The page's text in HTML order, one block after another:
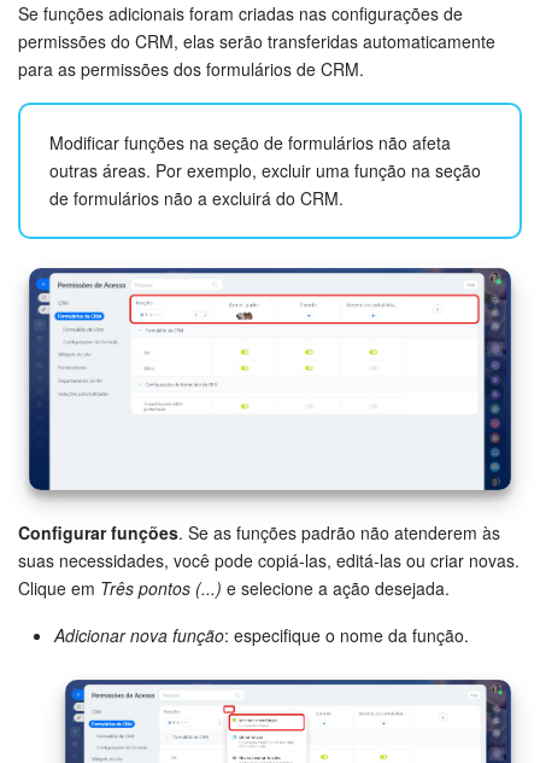
Gerenciamento do inventário
Empresa
Assinatura eletrônica para RH
Assinatura eletrônica
Videoconferências em HD
Processos de negócio
Assinatura
Configurações
Bitrix24 On-premise
Se funções adicionais foram criadas nas configurações de
permissões do CRM, elas serão transferidas automaticamente
para as permissões dos formulários de CRM.
Modificar funções na seção de formulários não afeta
outras áreas. Por exemplo, excluir uma função na seção
de formulários não a excluirá do CRM.
Configurar funções. Se as funções padrão não atenderem às
suas necessidades, você pode copiá-las, editá-las ou criar novas.
Clique em Três pontos (...) e selecione a ação desejada.
Adicionar nova função: especifique o nome da função.